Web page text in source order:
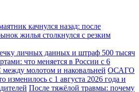
качнулся назад: после
жилья столкнулся с резким
личных данных и штраф 500 тысяч
что меняется в России с 6
молотом и наковальней ОСАГО
изменилось с 1 августа 2026 года и
После тяжёлой травмы: почему